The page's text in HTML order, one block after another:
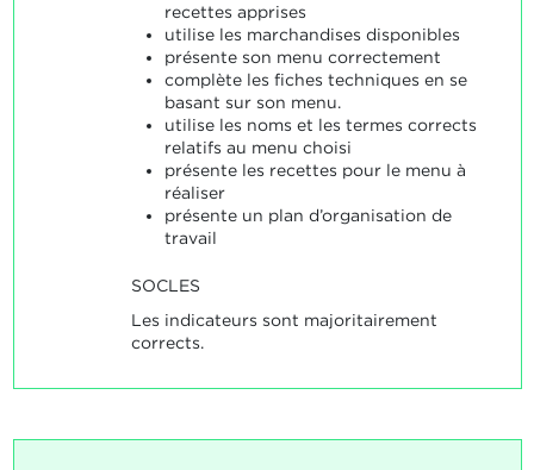
recettes apprises
utilise les marchandises disponibles
présente son menu correctement
complète les fiches techniques en se
basant sur son menu.
utilise les noms et les termes corrects
relatifs au menu choisi
présente les recettes pour le menu à
réaliser
présente un plan d’organisation de
travail
SOCLES
Les indicateurs sont majoritairement
corrects.